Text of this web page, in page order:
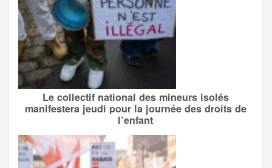
Le collectif national des mineurs isolés
manifestera jeudi pour la journée des droits de
l’enfant